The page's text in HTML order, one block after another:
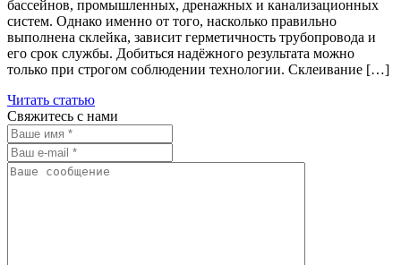
бассейнов, промышленных, дренажных и канализационных
систем. Однако именно от того, насколько правильно
выполнена склейка, зависит герметичность трубопровода и
его срок службы. Добиться надёжного результата можно
только при строгом соблюдении технологии. Склеивание […]
Читать статью
Свяжитесь с нами